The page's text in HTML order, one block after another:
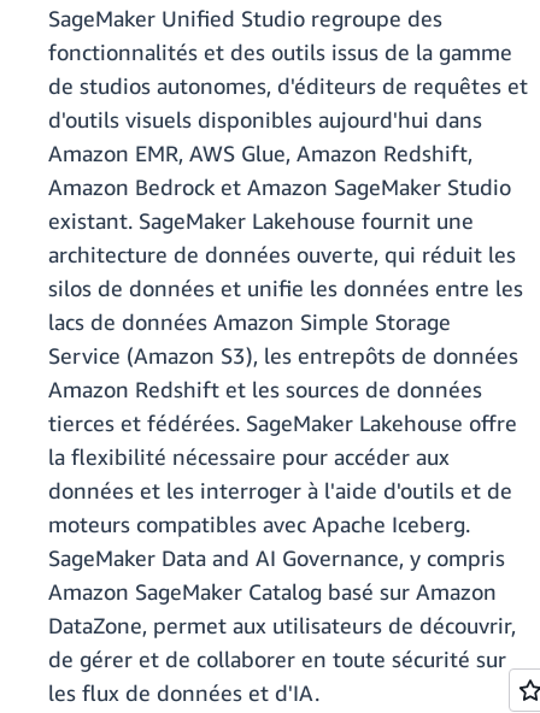
SageMaker Unified Studio regroupe des
fonctionnalités et des outils issus de la gamme
de studios autonomes, d'éditeurs de requêtes et
d'outils visuels disponibles aujourd'hui dans
Amazon EMR, AWS Glue, Amazon Redshift,
Amazon Bedrock et Amazon SageMaker Studio
existant. SageMaker Lakehouse fournit une
architecture de données ouverte, qui réduit les
silos de données et unifie les données entre les
lacs de données Amazon Simple Storage
Service (Amazon S3), les entrepôts de données
Amazon Redshift et les sources de données
tierces et fédérées. SageMaker Lakehouse offre
la flexibilité nécessaire pour accéder aux
données et les interroger à l'aide d'outils et de
moteurs compatibles avec Apache Iceberg.
SageMaker Data and AI Governance, y compris
Amazon SageMaker Catalog basé sur Amazon
DataZone, permet aux utilisateurs de découvrir,
de gérer et de collaborer en toute sécurité sur
les flux de données et d'IA.